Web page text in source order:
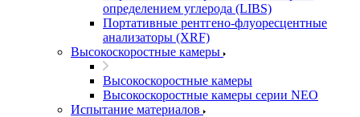
определением углерода (LIBS)
Портативные рентгено-флуоресцентные
анализаторы (XRF)
Высокоскоростные камеры
Высокоскоростные камеры
Высокоскоростные камеры серии NEO
Испытание материалов